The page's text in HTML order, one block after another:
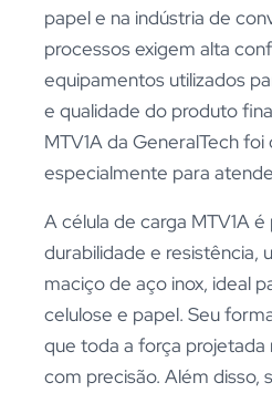
papel e na indústria de
processos exigem alta
equipamentos utilizados
e qualidade do produto
MTV1A da GeneralTech
especialmente para
A célula de carga MTV1A
durabilidade e resistência,
maciço de aço inox, ideal
celulose e papel. Seu
que toda a força projetada
com precisão. Além disso,